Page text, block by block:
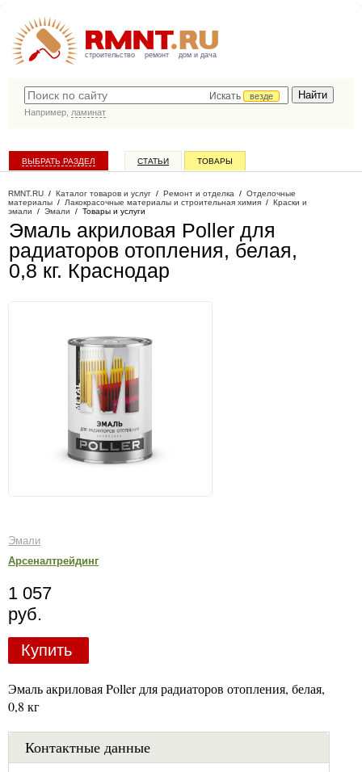
строительство ремонт дом и дача
Искать
везде
Например, ламинат
ВЫБРАТЬ РАЗДЕЛ СТАТЬИ ТОВАРЫ
RMNT.RU / Каталог товаров и услуг / Ремонт и отделка / Отделочные
материалы / Лакокрасочные материалы и строительная химия / Краски и
эмали / Эмали / Товары и услуги
Эмаль акриловая Poller для
радиаторов отопления, белая,
0,8 кг. Краснодар
Эмали
Арсеналтрейдинг
1 057
руб.
Купить
Эмаль акриловая Poller для радиаторов отопления, белая,
0,8 кг
Контактные данные